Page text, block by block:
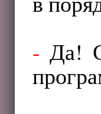
- Да!